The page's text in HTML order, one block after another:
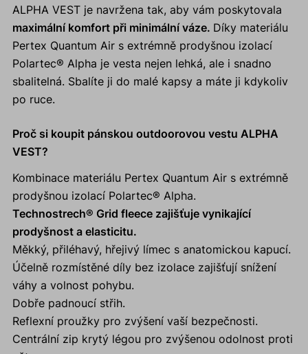
ALPHA VEST je navržena tak, aby vám poskytovala
maximální komfort při minimální váze. Díky materiálu
Pertex Quantum Air s extrémně prodyšnou izolací
Polartec® Alpha je vesta nejen lehká, ale i snadno
sbalitelná. Sbalíte ji do malé kapsy a máte ji kdykoliv
po ruce.
Proč si koupit pánskou outdoorovou vestu ALPHA
VEST?
Kombinace materiálu Pertex Quantum Air s extrémně
prodyšnou izolací Polartec® Alpha.
Technostrech® Grid fleece zajišťuje vynikající
prodyšnost a elasticitu.
Měkký, přiléhavý, hřejivý límec s anatomickou kapucí.
Účelně rozmístěné díly bez izolace zajišťují snížení
váhy a volnost pohybu.
Dobře padnoucí střih.
Reflexní proužky pro zvýšení vaší bezpečnosti.
Centrální zip krytý légou pro zvýšenou odolnost proti